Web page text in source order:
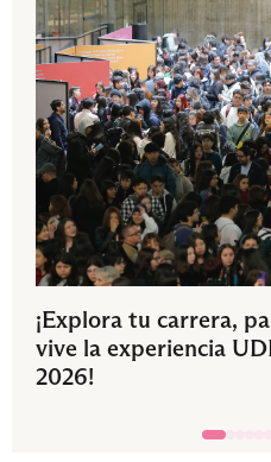
¡Explora tu carrera,
vive la experiencia
2026!